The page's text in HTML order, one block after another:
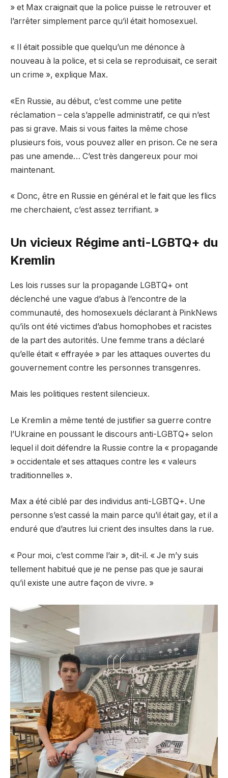
» et Max craignait que la police puisse le retrouver et
l’arrêter simplement parce qu’il était homosexuel.
« Il était possible que quelqu’un me dénonce à
nouveau à la police, et si cela se reproduisait, ce serait
un crime », explique Max.
«En Russie, au début, c’est comme une petite
réclamation – cela s’appelle administratif, ce qui n’est
pas si grave. Mais si vous faites la même chose
plusieurs fois, vous pouvez aller en prison. Ce ne sera
pas une amende… C’est très dangereux pour moi
maintenant.
« Donc, être en Russie en général et le fait que les flics
me cherchaient, c’est assez terrifiant. »
Un vicieux Régime anti-LGBTQ+ du
Kremlin
Les lois russes sur la propagande LGBTQ+ ont
déclenché une vague d’abus à l’encontre de la
communauté, des homosexuels déclarant à PinkNews
qu’ils ont été victimes d’abus homophobes et racistes
de la part des autorités. Une femme trans a déclaré
qu’elle était « effrayée » par les attaques ouvertes du
gouvernement contre les personnes transgenres.
Mais les politiques restent silencieux.
Le Kremlin a même tenté de justifier sa guerre contre
l’Ukraine en poussant le discours anti-LGBTQ+ selon
lequel il doit défendre la Russie contre la « propagande
» occidentale et ses attaques contre les « valeurs
traditionnelles ».
Max a été ciblé par des individus anti-LGBTQ+. Une
personne s’est cassé la main parce qu’il était gay, et il a
enduré que d’autres lui crient des insultes dans la rue.
« Pour moi, c’est comme l’air », dit-il. « Je m’y suis
tellement habitué que je ne pense pas que je saurai
qu’il existe une autre façon de vivre. »